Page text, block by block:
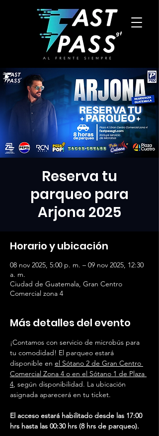
Reserva tu
parqueo para
Arjona 2025
Horario y ubicación
08 nov 2025, 5:00 p. m. – 09 nov 2025, 12:30
a. m.
Ciudad de Guatemala, Gran Centro
Comercial zona 4
Más detalles del evento
¡Contamos con servicio de microbús para
tu comodidad! El parqueo estará
disponible en el Sótano 2 de Gran Centro
Comercial Zona 4 o en el Sótano 1 de Plaza
4, según disponibilidad. La ubicación
asignada aparecerá en tu ticket.
El acceso estará habilitado desde las 17:00
hrs hasta las 00:30 hrs (8 hrs de parqueo).